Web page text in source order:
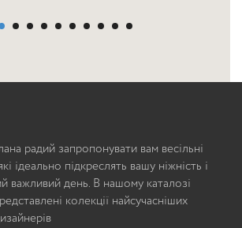
радий запропонувати вам весільні
ідеально підкреслять вашу ніжність і
важливий день. В нашому каталозі
колекції найсучасніших